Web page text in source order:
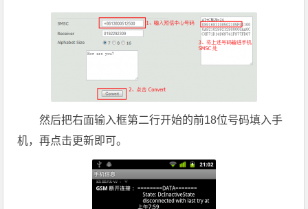
然后把右面输入框第二行开始的前18位号码填入手
机，再点击更新即可。